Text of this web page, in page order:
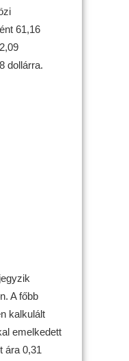
61,16
dollárra.
A főbb
kalkulált
emelkedett
ára 0,31